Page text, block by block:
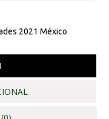
2021 México